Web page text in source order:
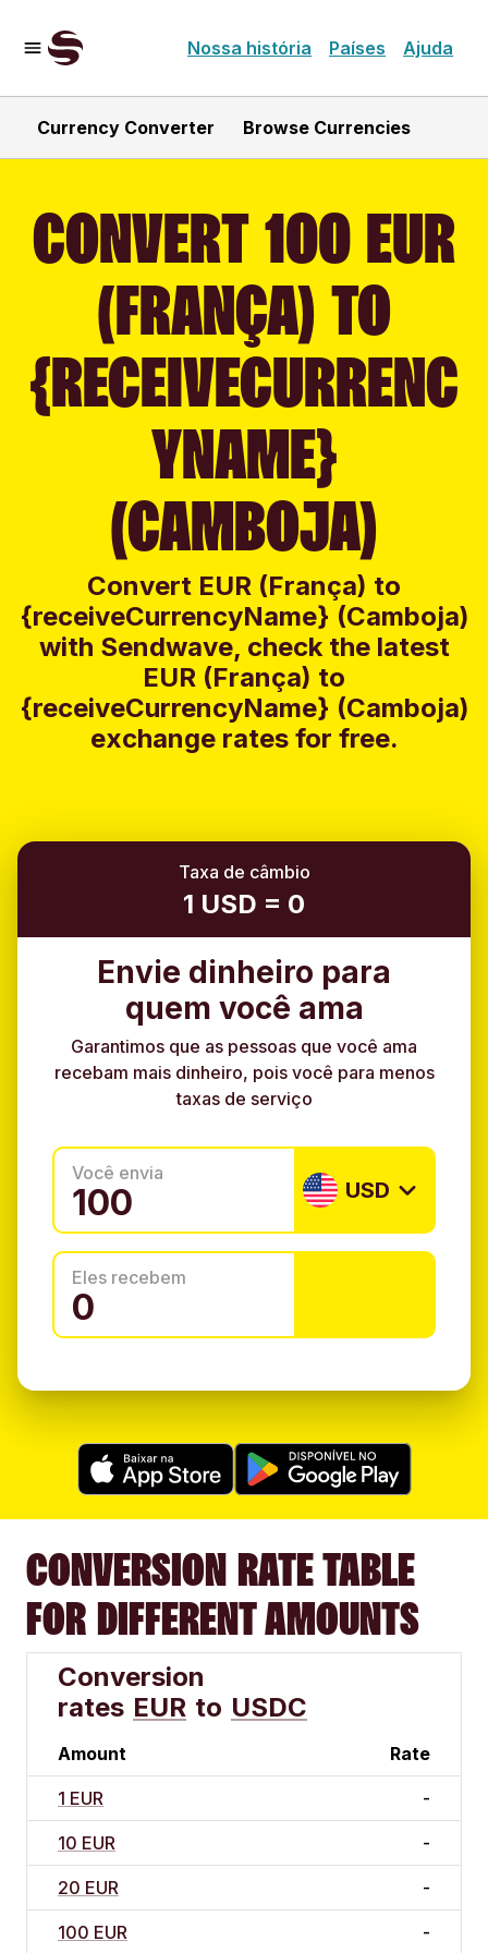
Nossa história Países Ajuda
Currency Converter Browse Currencies
CONVERT 100 EUR
(FRANÇA) TO
{RECEIVECURRENC
YNAME}
(CAMBOJA)
Convert EUR (França) to
{receiveCurrencyName} (Camboja)
with Sendwave, check the latest
EUR (França) to
{receiveCurrencyName} (Camboja)
exchange rates for free.
Taxa de câmbio
1 USD = 0
Envie dinheiro para
quem você ama
Garantimos que as pessoas que você ama
recebam mais dinheiro, pois você para menos
taxas de serviço
Você envia
USD
Eles recebem
CONVERSION RATE TABLE
FOR DIFFERENT AMOUNTS
Conversion
rates EUR to USDC
Amount Rate
1 EUR -
10 EUR -
20 EUR -
100 EUR -